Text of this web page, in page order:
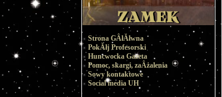
Strona GÂłĂłwna
PokĂłj Profesorski
Huncwocka Gazeta
Pomoc, skargi, zaÂżalenia
Sowy kontaktowe
Social media UH